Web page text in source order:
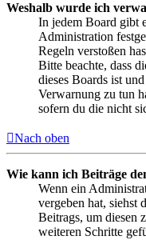
Weshalb wurde ich
In jedem Board gibt
Administration
Regeln verstoßen
Bitte beachte, dass
dieses Boards ist
Verwarnung zu tun
sofern du die nicht
Nach oben
Wie kann ich Beiträge
Wenn ein
vergeben hat, siehst
Beitrags, um diesen
weiteren Schritte